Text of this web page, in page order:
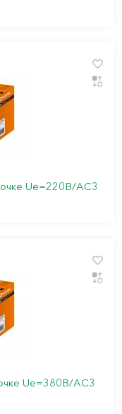
Ue=220В/АС3
Ue=380В/АС3